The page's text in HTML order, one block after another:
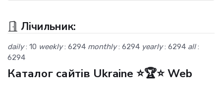
Лічильник:
daily: 10 weekly: 6294 monthly: 6294 yearly: 6294 all:
6294
Каталог сайтів Ukraine ⭐🏆⭐ Web